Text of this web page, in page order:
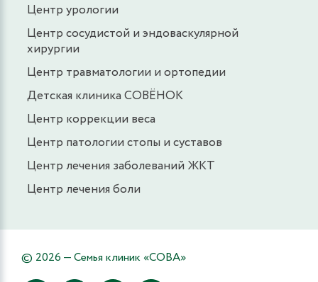
Центр урологии
Центр сосудистой и эндоваскулярной
хирургии
Центр травматологии и ортопедии
Детская клиника СОВЁНОК
Центр коррекции веса
Центр патологии стопы и суставов
Центр лечения заболеваний ЖКТ
Центр лечения боли
© 2026 — Семья клиник «СОВА»